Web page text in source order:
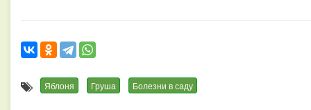
Яблоня Груша Болезни в саду